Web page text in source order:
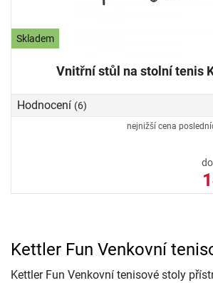
Skladem
Vnitřní stůl na stolní tenis
Hodnocení (6)
nejnižší cena
Kettler Fun Venkovní
Kettler Fun Venkovní tenisové stoly